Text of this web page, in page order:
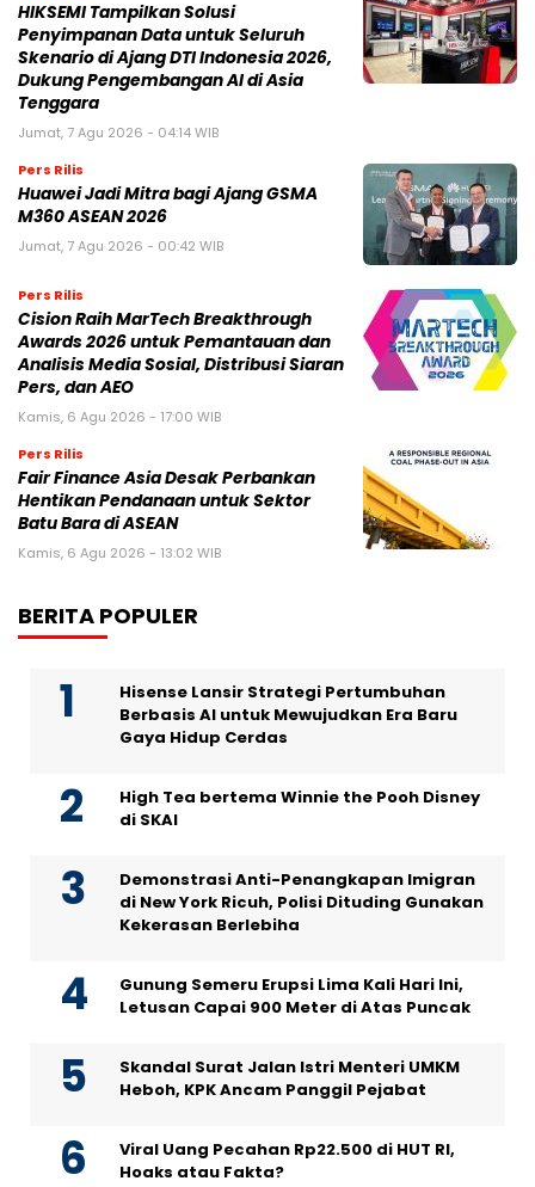
HIKSEMI Tampilkan Solusi
Penyimpanan Data untuk Seluruh
Skenario di Ajang DTI Indonesia 2026,
Dukung Pengembangan AI di Asia
Tenggara
Jumat, 7 Agu 2026 - 04:14 WIB
Pers Rilis
Huawei Jadi Mitra bagi Ajang GSMA
M360 ASEAN 2026
Jumat, 7 Agu 2026 - 00:42 WIB
Pers Rilis
Cision Raih MarTech Breakthrough
Awards 2026 untuk Pemantauan dan
Analisis Media Sosial, Distribusi Siaran
Pers, dan AEO
Kamis, 6 Agu 2026 - 17:00 WIB
Pers Rilis
Fair Finance Asia Desak Perbankan
Hentikan Pendanaan untuk Sektor
Batu Bara di ASEAN
Kamis, 6 Agu 2026 - 13:02 WIB
BERITA POPULER
Hisense Lansir Strategi Pertumbuhan
Berbasis AI untuk Mewujudkan Era Baru
Gaya Hidup Cerdas
High Tea bertema Winnie the Pooh Disney
di SKAI
Demonstrasi Anti-Penangkapan Imigran
di New York Ricuh, Polisi Dituding Gunakan
Kekerasan Berlebiha
Gunung Semeru Erupsi Lima Kali Hari Ini,
Letusan Capai 900 Meter di Atas Puncak
Skandal Surat Jalan Istri Menteri UMKM
Heboh, KPK Ancam Panggil Pejabat
Viral Uang Pecahan Rp22.500 di HUT RI,
Hoaks atau Fakta?